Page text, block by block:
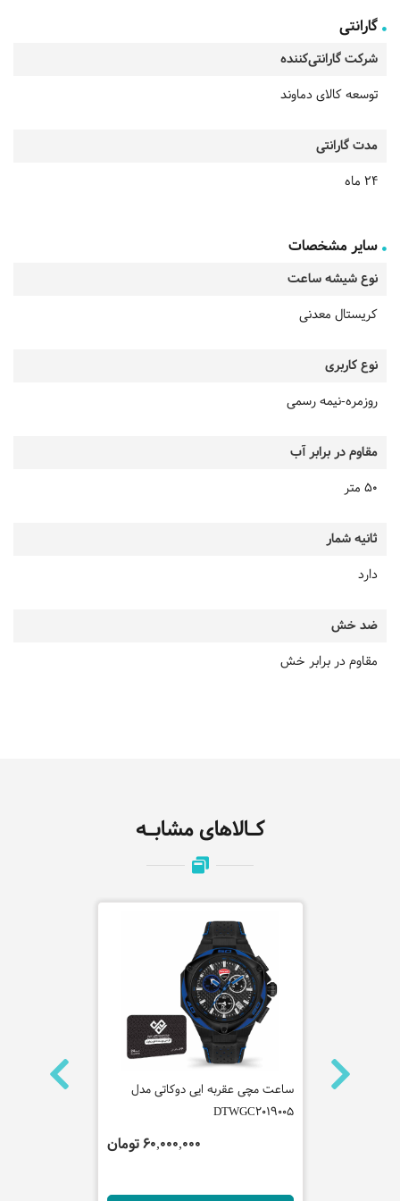
گارانتی
شرکت گارانتی‌کننده
توسعه کالای دماوند
مدت گارانتی
24 ماه
سایر مشخصات
نوع شیشه ساعت
کریستال معدنی
نوع کاربری
روزمره-نیمه رسمی
مقاوم در برابر آب
50 متر
ثانیه شمار
دارد
ضد خش
مقاوم در برابر خش
کـالاهای مشابـه
ساعت مچی
ساعت مچی عقربه ایی دوکاتی مدل
DTWGC2019005
60,000,000 تومان